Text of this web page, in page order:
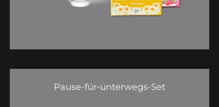
✓ Brodies Tea Chai Masala
Pause-für-unterwegs-Set